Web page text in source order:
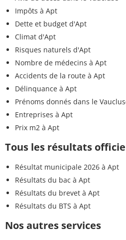
Impôts à Apt
Dette et budget d'Apt
Climat d'Apt
Risques naturels d'Apt
Nombre de médecins à Apt
Accidents de la route à Apt
Délinquance à Apt
Prénoms donnés dans le
Entreprises à Apt
Prix m2 à Apt
Tous les résultats
Résultat municipale 2026 à Apt
Résultats du bac à Apt
Résultats du brevet à Apt
Résultats du BTS à Apt
Nos autres services